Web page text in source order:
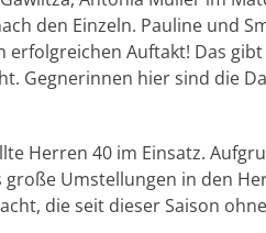
den Einzeln. Pauline und
Auftakt! Das
Gegnerinnen hier sind die
Herren 40 im Einsatz.
Umstellungen in den
die seit dieser Saison